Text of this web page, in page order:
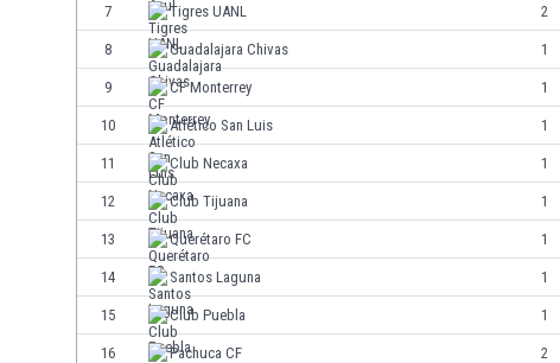
7 Tigres UANL 2
8 Guadalajara Chivas 1
9 CF Monterrey 1
10 Atlético San Luis 1
11 Club Necaxa 1
12 Club Tijuana 1
13 Querétaro FC 1
14 Santos Laguna 1
15 Club Puebla 1
16 Pachuca CF 2